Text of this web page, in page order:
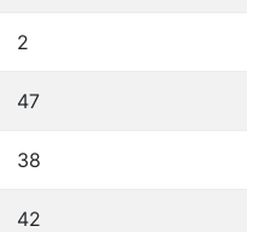
2
47
38
42